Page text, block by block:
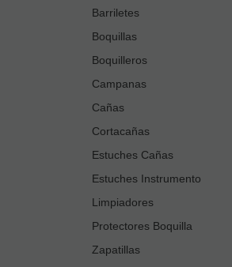
Barriletes
Boquillas
Boquilleros
Campanas
Cañas
Cortacañas
Estuches Cañas
Estuches Instrumento
Limpiadores
Protectores Boquilla
Zapatillas